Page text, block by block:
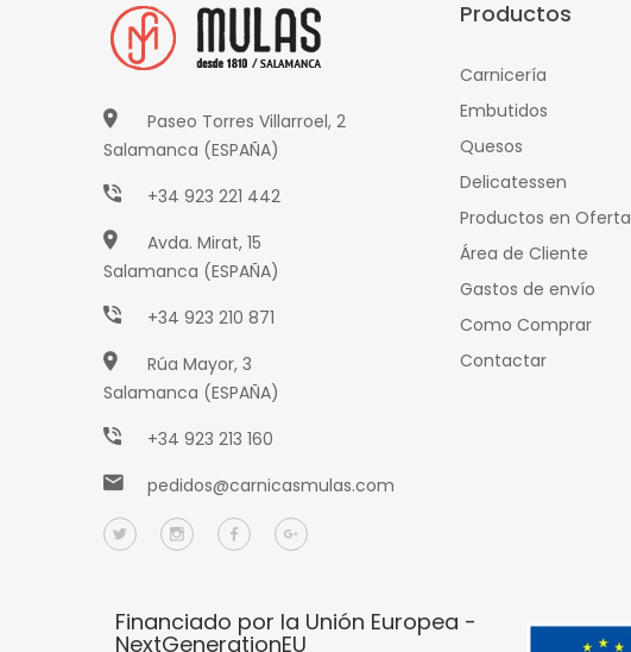
Paseo Torres Villarroel, 2
Salamanca (ESPAÑA)
+34 923 221 442
Avda. Mirat, 15
Salamanca (ESPAÑA)
+34 923 210 871
Rúa Mayor, 3
Salamanca (ESPAÑA)
+34 923 213 160
pedidos@carnicasmulas.com
Productos
Carnicería
Embutidos
Quesos
Delicatessen
Productos en Oferta
Área de Cliente
Gastos de envío
Como Comprar
Contactar
Financiado por la Unión Europea -
NextGenerationEU